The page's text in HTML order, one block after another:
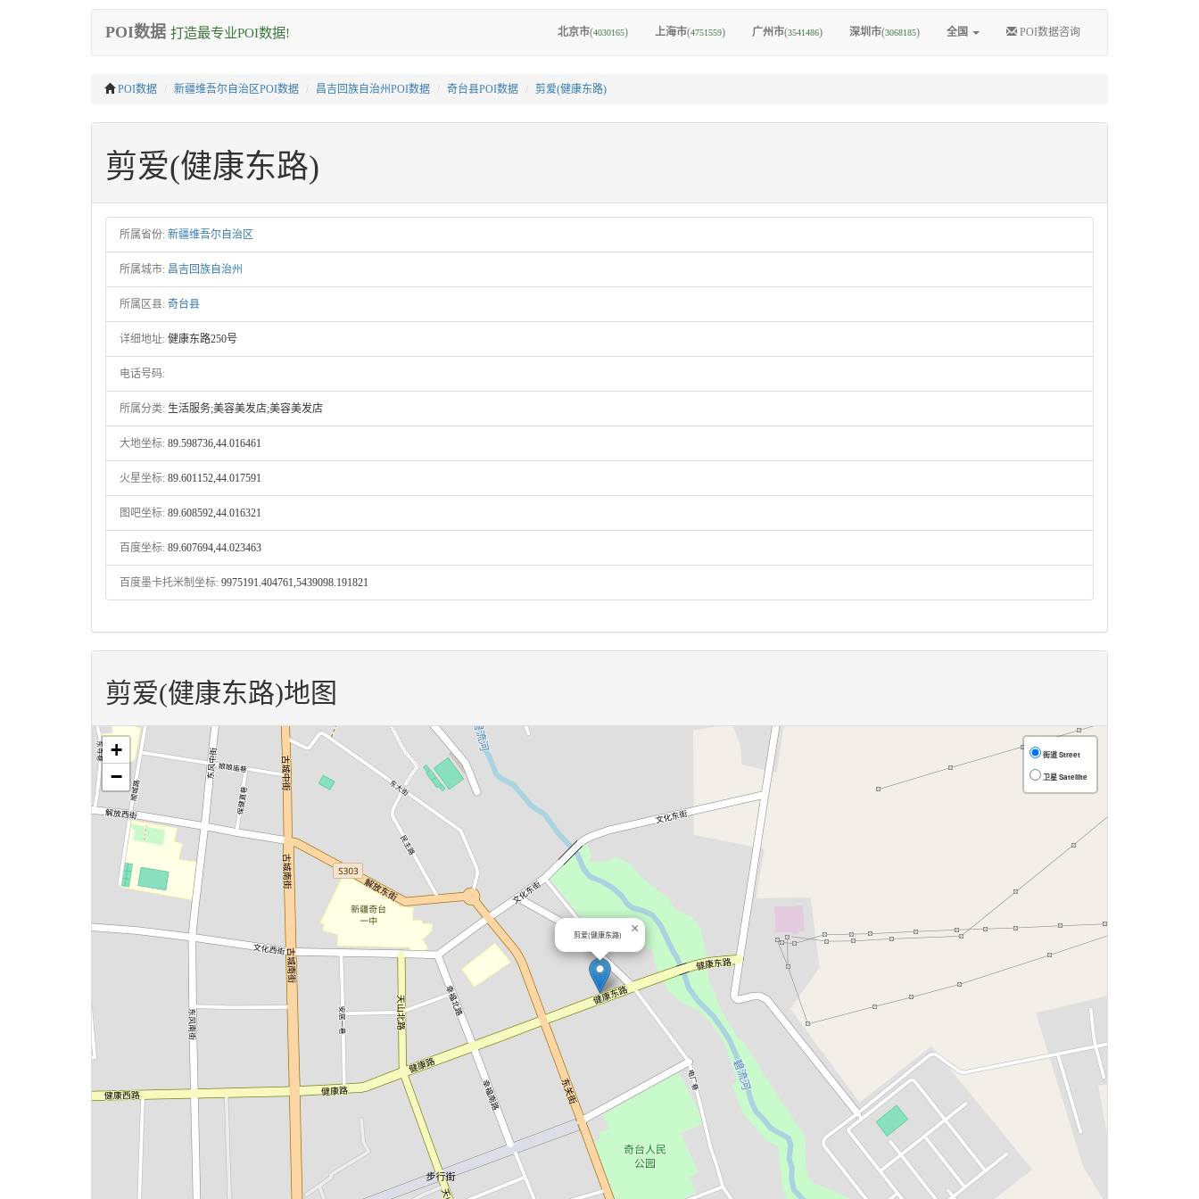
POI数据 打造最专业POI数据! 北京市(4030165) 上海市(4751559) 广州市(3541486) 深圳市(3068185) 全国 POI数据咨询
POI数据 新疆维吾尔自治区POI数据 昌吉回族自治州POI数据 奇台县POI数据 剪爱(健康东路)
剪爱(健康东路)
所属省份: 新疆维吾尔自治区
所属城市: 昌吉回族自治州
所属区县: 奇台县
详细地址: 健康东路250号
电话号码:
所属分类: 生活服务;美容美发店;美容美发店
大地坐标: 89.598736,44.016461
火星坐标: 89.601152,44.017591
图吧坐标: 89.608592,44.016321
百度坐标: 89.607694,44.023463
百度墨卡托米制坐标: 9975191.404761,5439098.191821
剪爱(健康东路)地图
剪爱(健康东路) ×
+
−
街道 Street
卫星 Satellite